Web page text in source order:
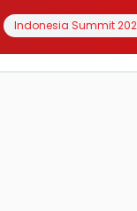
Indonesia Summit